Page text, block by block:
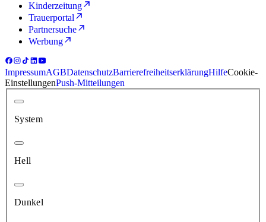
Kinderzeitung
Trauerportal
Partnersuche
Werbung
ImpressumAGBDatenschutzBarrierefreiheitserklärungHilfeCookie-
EinstellungenPush-Mitteilungen
System
Hell
Dunkel